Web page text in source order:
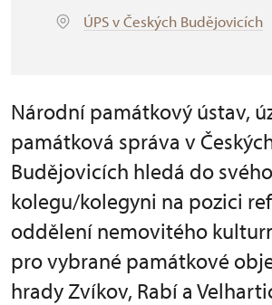
ÚPS v Českých Budějovicích
Národní památkový ústav,
památková správa v
Budějovicích hledá do
kolegu/kolegyni na pozici
oddělení nemovitého
pro vybrané památkové
hrady Zvíkov, Rabí a